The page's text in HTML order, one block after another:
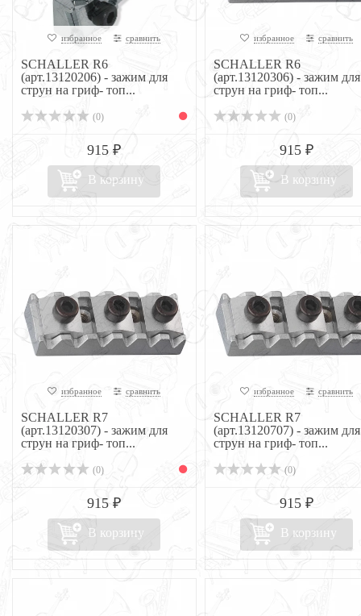
избранное сравнить
SCHALLER R6
(арт.13120206) - зажим для
струн на гриф- топ...
(0)
915 ₽
В корзину
избранное сравнить
SCHALLER R6
(арт.13120306) - зажим для
струн на гриф- топ...
(0)
915 ₽
В корзину
избранное сравнить
SCHALLER R7
(арт.13120307) - зажим для
струн на гриф- топ...
(0)
915 ₽
В корзину
избранное сравнить
SCHALLER R7
(арт.13120707) - зажим для
струн на гриф- топ...
(0)
915 ₽
В корзину